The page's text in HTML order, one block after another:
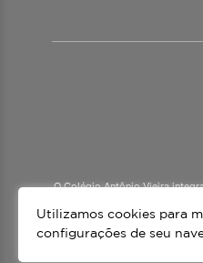
O Colégio Antônio Vieira
Utilizamos cookies para
configurações de seu